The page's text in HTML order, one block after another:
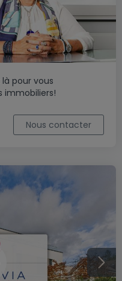
pour vous
immobiliers!
Nous contacter